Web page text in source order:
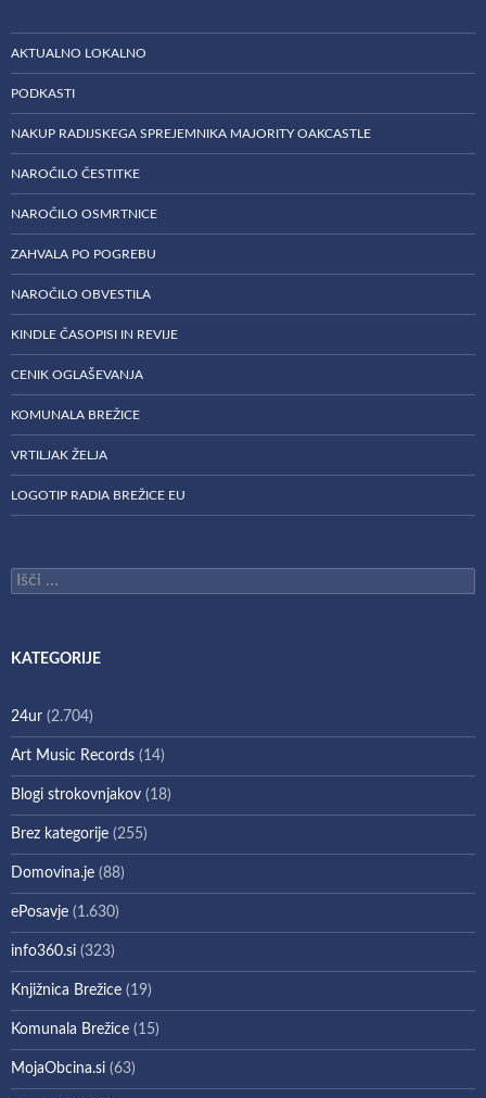
AKTUALNO LOKALNO
PODKASTI
NAKUP RADIJSKEGA SPREJEMNIKA MAJORITY OAKCASTLE
NAROČILO ČESTITKE
NAROČILO OSMRTNICE
ZAHVALA PO POGREBU
NAROČILO OBVESTILA
KINDLE ČASOPISI IN REVIJE
CENIK OGLAŠEVANJA
KOMUNALA BREŽICE
VRTILJAK ŽELJA
LOGOTIP RADIA BREŽICE EU
Išči:
KATEGORIJE
24ur (2.704)
Art Music Records (14)
Blogi strokovnjakov (18)
Brez kategorije (255)
Domovina.je (88)
ePosavje (1.630)
info360.si (323)
Knjižnica Brežice (19)
Komunala Brežice (15)
MojaObcina.si (63)